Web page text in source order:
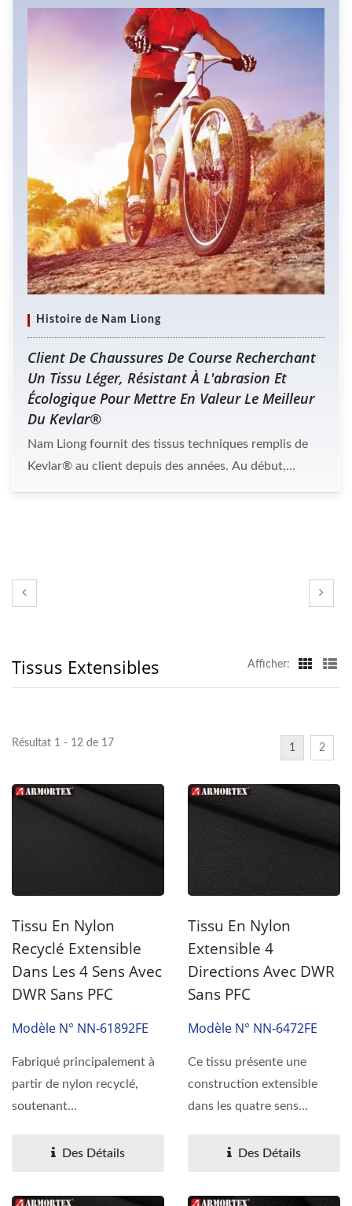
Histoire de Nam Liong
Client De Chaussures De Course Recherchant
Un Tissu Léger, Résistant À L'abrasion Et
Écologique Pour Mettre En Valeur Le Meilleur
Du Kevlar®
Nam Liong fournit des tissus techniques remplis de
Kevlar® au client depuis des années. Au début,
d'aujourd'hui, ainsi, le client a exigé un processus de
doux lors de la fabrication de tissus anti-
éclaboussures, etc.
Tissus Extensibles Afficher:
Résultat 1 - 12 de 17 1 2
Tissu En Nylon
Recyclé Extensible
Dans Les 4 Sens Avec
DWR Sans PFC
Modèle N° NN-61892FE
Fabriqué principalement à
partir de nylon recyclé,
soutenant
matériaux...Des Détails
Tissu En Nylon
Extensible 4
Directions Avec DWR
Sans PFC
Modèle N° NN-6472FE
Ce tissu présente une
construction extensible
dans les quatre sens
résistance...Des Détails